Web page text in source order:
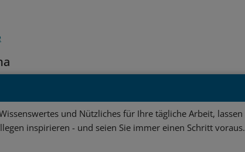
und Nützliches für Ihre tägliche Arbeit, lassen
inspirieren - und seien Sie immer einen Schritt voraus.